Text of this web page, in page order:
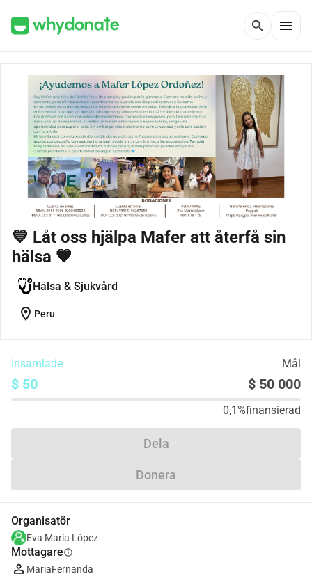
search menu
💙 Låt oss hjälpa Mafer att återfå sin
hälsa 💙
Hälsa & Sjukvård
location_on Peru
Insamlade Mål
$ 50 $ 50 000
0,1%finansierad
Dela
Donera
Organisatör
Eva María López
Mottagareinfo
MariaFernanda